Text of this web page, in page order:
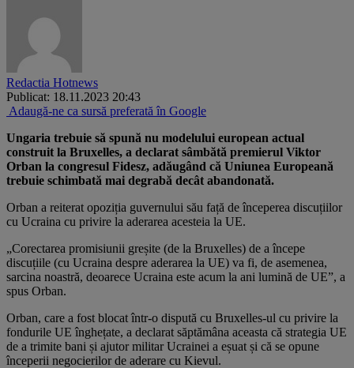
Redactia Hotnews
Publicat: 18.11.2023 20:43
Adaugă-ne ca sursă preferată în Google
Ungaria trebuie să spună nu modelului european actual
construit la Bruxelles, a declarat sâmbătă premierul Viktor
Orban la congresul Fidesz, adăugând că Uniunea Europeană
trebuie schimbată mai degrabă decât abandonată.
Orban a reiterat opoziția guvernului său față de începerea discuțiilor
cu Ucraina cu privire la aderarea acesteia la UE.
„Corectarea promisiunii greșite (de la Bruxelles) de a începe
discuțiile (cu Ucraina despre aderarea la UE) va fi, de asemenea,
sarcina noastră, deoarece Ucraina este acum la ani lumină de UE”, a
spus Orban.
Orban, care a fost blocat într-o dispută cu Bruxelles-ul cu privire la
fondurile UE înghețate, a declarat săptămâna aceasta că strategia UE
de a trimite bani și ajutor militar Ucrainei a eșuat și că se opune
începerii negocierilor de aderare cu Kievul.